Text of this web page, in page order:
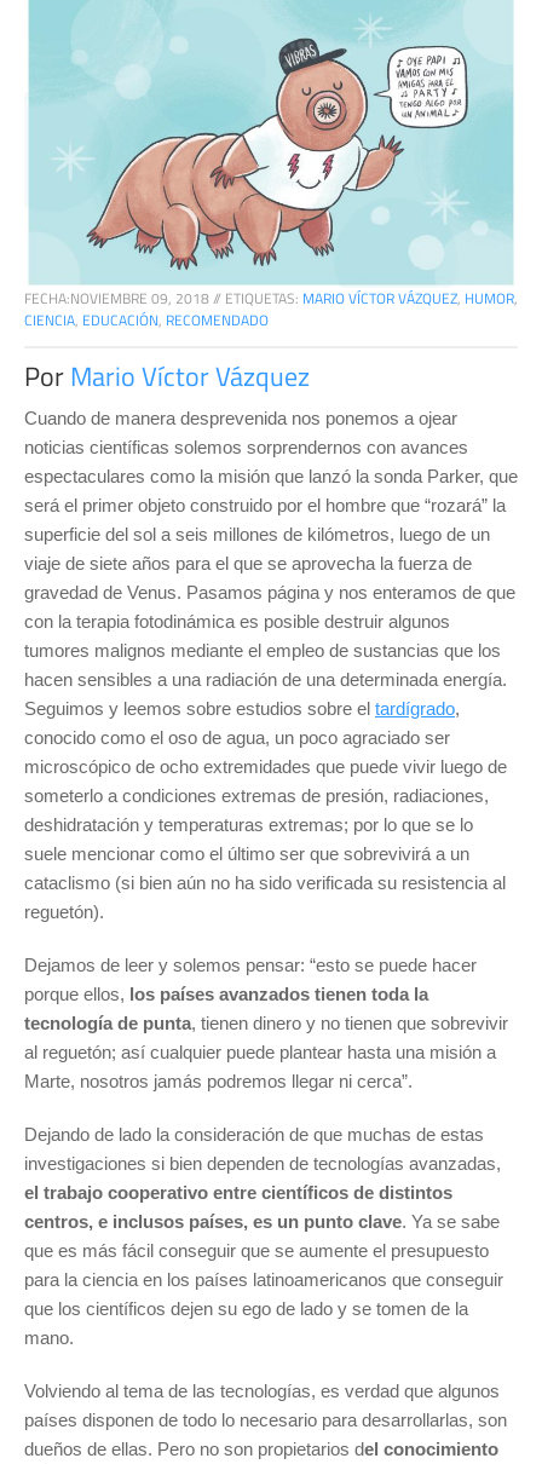
FECHA:NOVIEMBRE 09, 2018// ETIQUETAS: MARIO VÍCTOR VÁZQUEZ, HUMOR,
CIENCIA, EDUCACIÓN, RECOMENDADO
PorMario Víctor Vázquez
Cuando de manera desprevenida nos ponemos a ojear
noticias científicas solemos sorprendernos con avances
espectaculares como la misión que lanzó la sonda Parker, que
será el primer objeto construido por el hombre que “rozará” la
superficie del sol a seis millones de kilómetros, luego de un
viaje de siete años para el que se aprovecha la fuerza de
gravedad de Venus. Pasamos página y nos enteramos de que
con la terapia fotodinámica es posible destruir algunos
tumores malignos mediante el empleo de sustancias que los
hacen sensibles a una radiación de una determinada energía.
Seguimos y leemos sobre estudios sobre el tardígrado,
conocido como el oso de agua, un poco agraciado ser
microscópico de ocho extremidades que puede vivir luego de
someterlo a condiciones extremas de presión, radiaciones,
deshidratación y temperaturas extremas; por lo que se lo
suele mencionar como el último ser que sobrevivirá a un
cataclismo (si bien aún no ha sido verificada su resistencia al
reguetón).
Dejamos de leer y solemos pensar: “esto se puede hacer
porque ellos, los países avanzados tienen toda la
tecnología de punta, tienen dinero y no tienen que sobrevivir
al reguetón; así cualquier puede plantear hasta una misión a
Marte, nosotros jamás podremos llegar ni cerca”.
Dejando de lado la consideración de que muchas de estas
investigaciones si bien dependen de tecnologías avanzadas,
el trabajo cooperativo entre científicos de distintos
centros, e inclusos países, es un punto clave. Ya se sabe
que es más fácil conseguir que se aumente el presupuesto
para la ciencia en los países latinoamericanos que conseguir
que los científicos dejen su ego de lado y se tomen de la
mano.
Volviendo al tema de las tecnologías, es verdad que algunos
países disponen de todo lo necesario para desarrollarlas, son
dueños de ellas. Pero no son propietarios del conocimiento